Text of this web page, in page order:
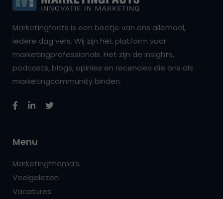
Marketingfacts is een beetje van ons allemaal,
iedere dag vers. Wij zijn hét platform voor
marketingprofessionals. Het zijn de insights,
podcasts, blogs, opinies en recencies die ons als
marketingcommunity binden.
Menu
Marketingthema’s
Veelgelezen
Vacatures